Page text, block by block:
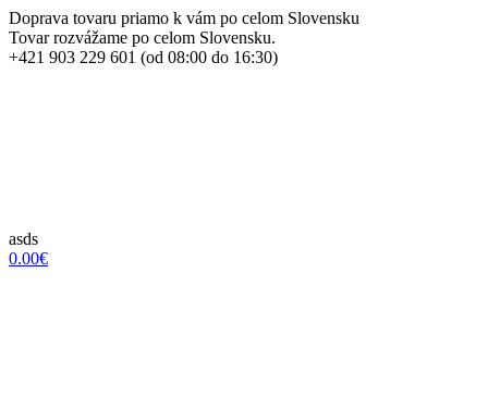
Doprava tovaru priamo k vám po celom Slovensku
Tovar rozvážame po celom Slovensku.
+421 903 229 601 (od 08:00 do 16:30)
asds
0.00€